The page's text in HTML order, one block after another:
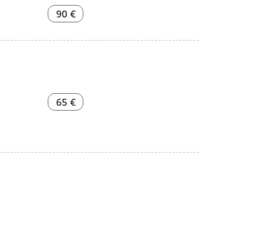
90 €
65 €